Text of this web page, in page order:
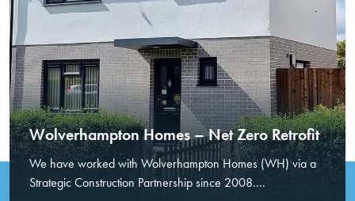
Wolverhampton Homes – Net Zero Retrofit
We have worked with Wolverhampton Homes (WH) via a
Strategic Construction Partnership since 2008....